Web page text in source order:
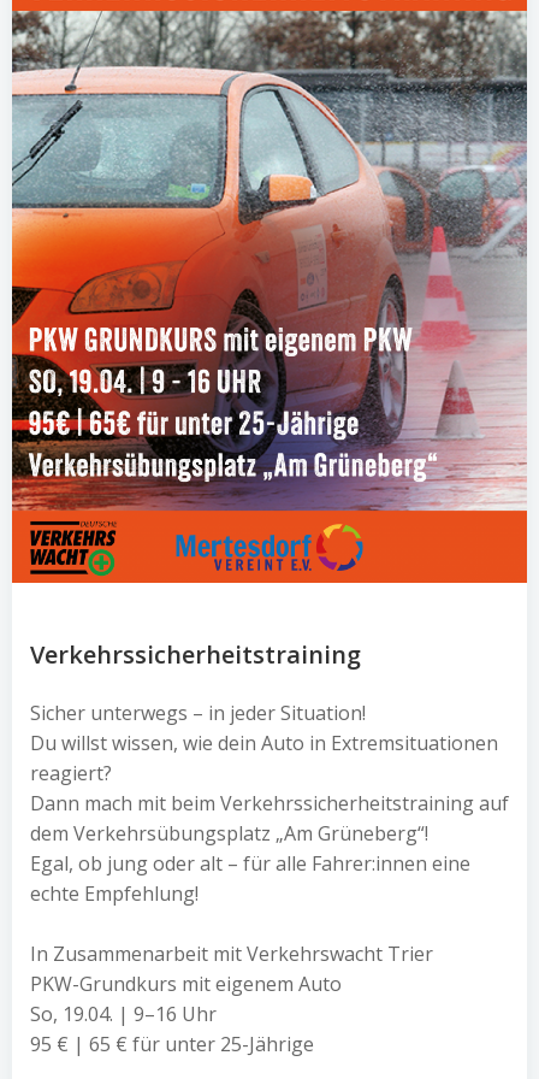
Verkehrssicherheitstraining
Sicher unterwegs – in jeder Situation!
Du willst wissen, wie dein Auto in Extremsituationen
reagiert?
Dann mach mit beim Verkehrssicherheitstraining auf
dem Verkehrsübungsplatz „Am Grüneberg“!
Egal, ob jung oder alt – für alle Fahrer:innen eine
echte Empfehlung!
In Zusammenarbeit mit Verkehrswacht Trier
PKW-Grundkurs mit eigenem Auto
So, 19.04. | 9–16 Uhr
95 € | 65 € für unter 25-Jährige